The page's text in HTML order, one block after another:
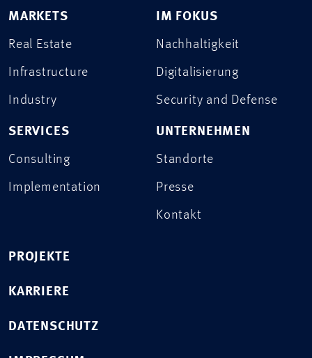
MARKETS
Real Estate
Infrastructure
Industry
SERVICES
Consulting
Implementation
IM FOKUS
Nachhaltigkeit
Digitalisierung
Security and Defense
UNTERNEHMEN
Standorte
Presse
Kontakt
PROJEKTE
KARRIERE
DATENSCHUTZ